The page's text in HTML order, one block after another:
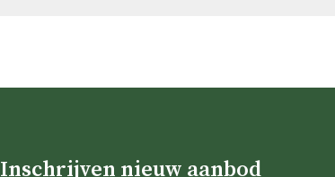
Inschrijven nieuw aanbod